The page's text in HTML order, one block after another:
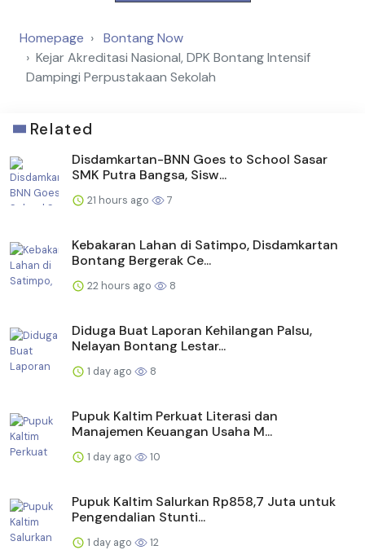
Homepage
Bontang Now
Kejar Akreditasi Nasional, DPK Bontang Intensif
Dampingi Perpustakaan Sekolah
Related
Disdamkartan-BNN Goes to School Sasar
SMK Putra Bangsa, Sisw...
21 hours ago 7
Kebakaran Lahan di Satimpo, Disdamkartan
Bontang Bergerak Ce...
22 hours ago 8
Diduga Buat Laporan Kehilangan Palsu,
Nelayan Bontang Lestar...
1 day ago 8
Pupuk Kaltim Perkuat Literasi dan
Manajemen Keuangan Usaha M...
1 day ago 10
Pupuk Kaltim Salurkan Rp858,7 Juta untuk
Pengendalian Stunti...
1 day ago 12